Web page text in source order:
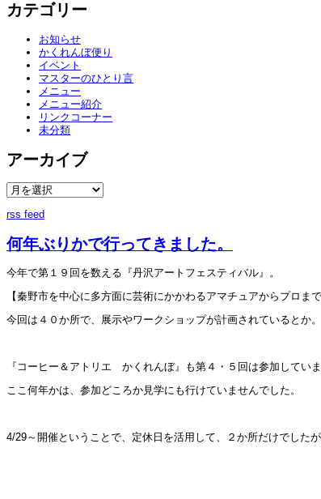
カテゴリー
お知らせ
かくれんぼ便り
イベント
マスターのひとり言
メニュー
メニュー紹介
リンクコーナー
未分類
アーカイブ
rss feed
何年ぶりかで行ってきました。
今年で第１９回を数える『丹沢アートフェスティバル』。
【秦野市を中心に多方面に芸術にかかわるアマチュアからプロ
今回は４０か所で、展示やワークショップが計画されているとか。
『コーヒー＆アトリエ かくれんぼ』も第４・５回は参加していま
ここ何年かは、参加どころか見学にも行けていませんでした。
4/29～開催ということで、定休日を活用して、２か所だけでした